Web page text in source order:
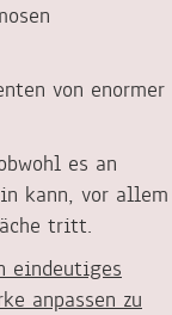
von enormer
es an
kann, vor allem
tritt.
eindeutiges
anpassen zu